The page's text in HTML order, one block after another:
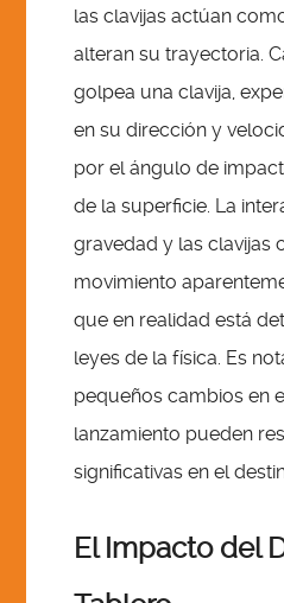
las clavijas actúan
alteran su trayectoria.
golpea una clavija,
en su dirección y
por el ángulo de
de la superficie. La
gravedad y las clavijas
movimiento
que en realidad está
leyes de la física. Es
pequeños cambios en
lanzamiento pueden
significativas en el
El Impacto del